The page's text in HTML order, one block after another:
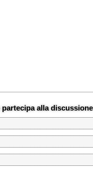
partecipa alla discussione